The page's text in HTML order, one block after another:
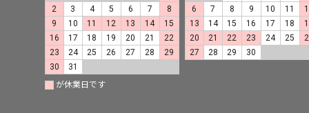
2
3 4 5 6 7
8
9
10 11 12 13 14
15
16
17 18 19 20 21
22
23
24 25 26 27 28
29
30
31
6
7 8 9 10 11
13
14 15 16 17 18
20
21 22 23 24 25
27
28 29 30
が休業日です